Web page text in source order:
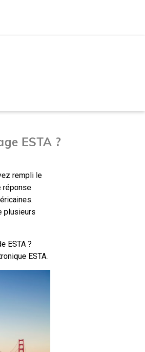
ESTA ?
rempli le
réponse
plusieurs
ESTA ?
ESTA.